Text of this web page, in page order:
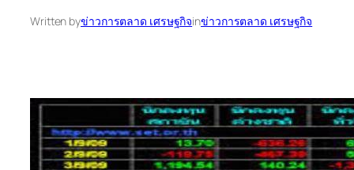
Written byข่าวการตลาด เศรษฐกิจinข่าวการตลาด เศรษฐกิจ